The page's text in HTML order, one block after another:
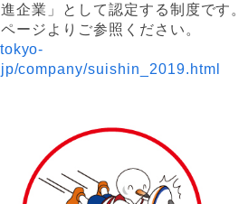
企業」として認定する制度です。
ージよりご参照ください。
company/suishin_2019.html